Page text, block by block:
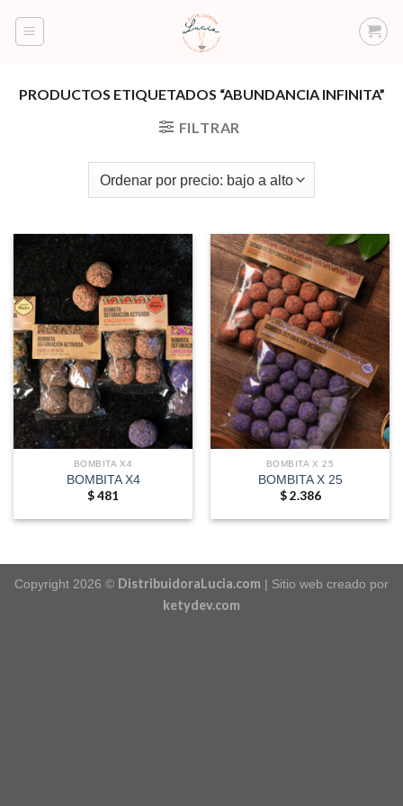
PRODUCTOS ETIQUETADOS “ABUNDANCIA INFINITA”
FILTRAR
BOMBITA X4
BOMBITA X4
$481
BOMBITA X 25
BOMBITA X 25
$2.386
Copyright 2026 © DistribuidoraLucia.com | Sitio web creado por
ketydev.com